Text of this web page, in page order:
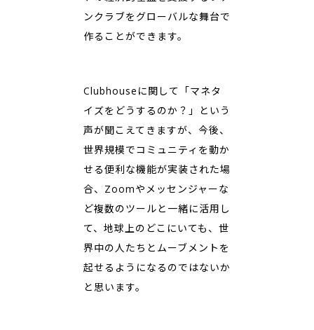
ンクラブをグローバルな舞台で
作ることができます。
Clubhouseに関して「マネタ
イズをどうするのか？」という
声が聞こえてきますが、今後、
世界規模でコミュニティを動か
せる便利な機能が実装された場
合、Zoomやメッセンジャーな
ど複数のツールと一緒に活用し
て、地球上のどこにいても、世
界中の人たちとムーブメントを
起せるようになるのではないか
と思います。